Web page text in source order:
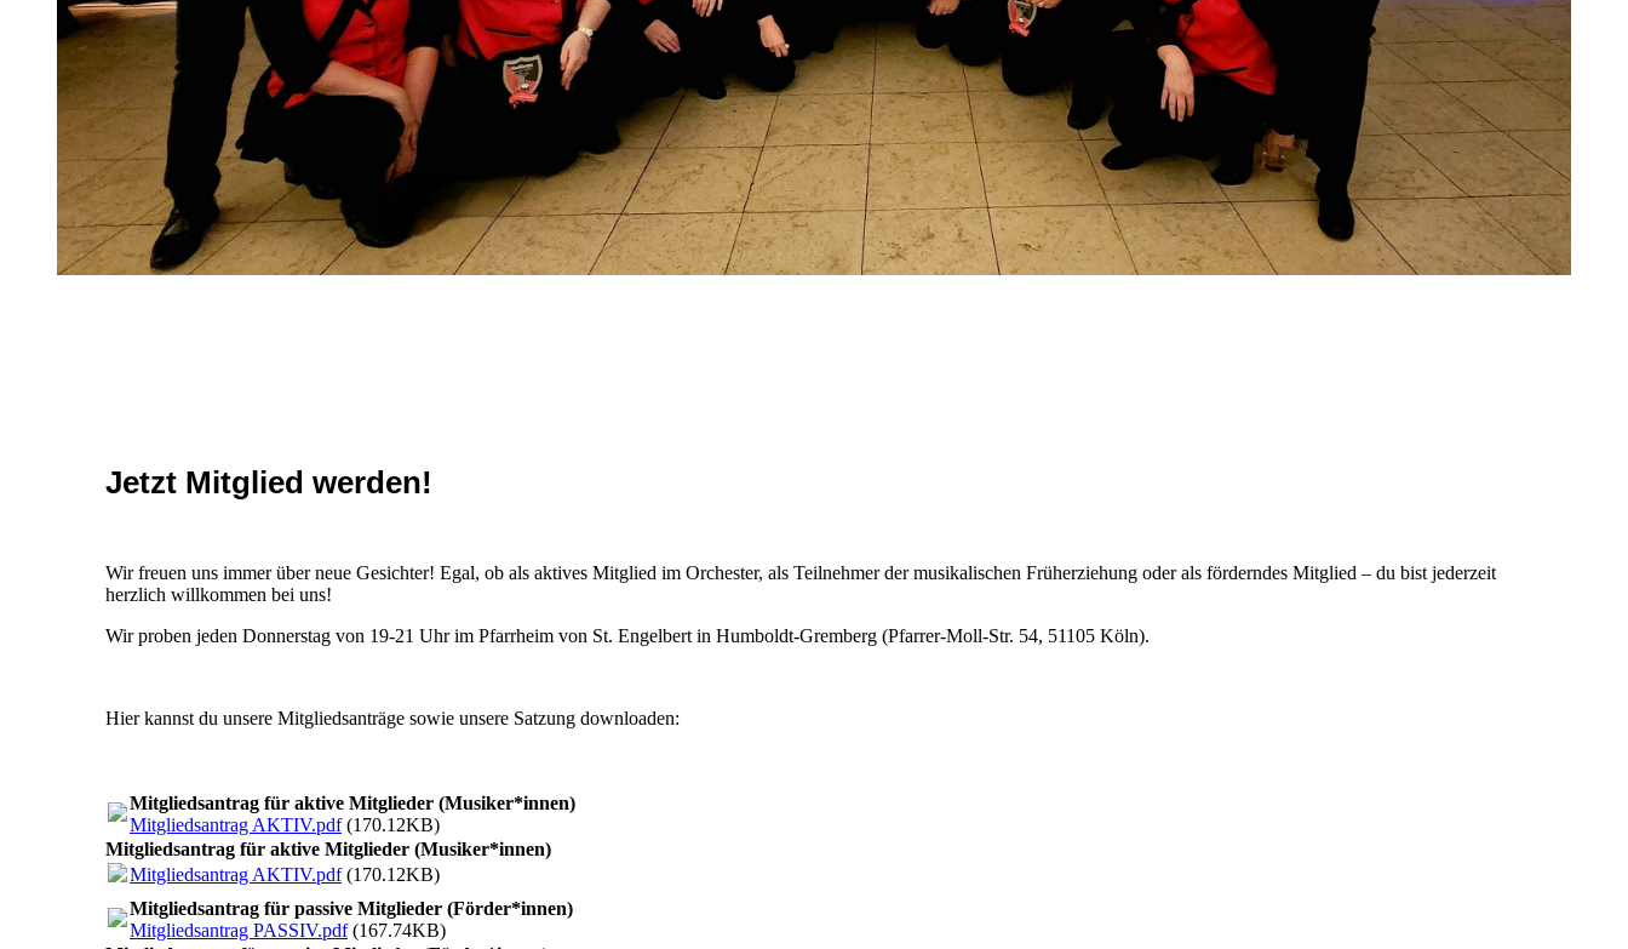
Jetzt Mitglied werden!
Wir freuen uns immer über neue Gesichter! Egal, ob als aktives Mitglied im Orchester, als Teilnehmer der musikalischen Früherziehung oder als förderndes Mitglied – du bist jederzeit
herzlich willkommen bei uns!
Wir proben jeden Donnerstag von 19-21 Uhr im Pfarrheim von St. Engelbert in Humboldt-Gremberg (Pfarrer-Moll-Str. 54, 51105 Köln).
Hier kannst du unsere Mitgliedsanträge sowie unsere Satzung downloaden:
Mitgliedsantrag für aktive Mitglieder (Musiker*innen)
Mitgliedsantrag AKTIV.pdf(170.12KB)
Mitgliedsantrag für aktive Mitglieder (Musiker*innen)
Mitgliedsantrag AKTIV.pdf(170.12KB)
Mitgliedsantrag für passive Mitglieder (Förder*innen)
Mitgliedsantrag PASSIV.pdf(167.74KB)